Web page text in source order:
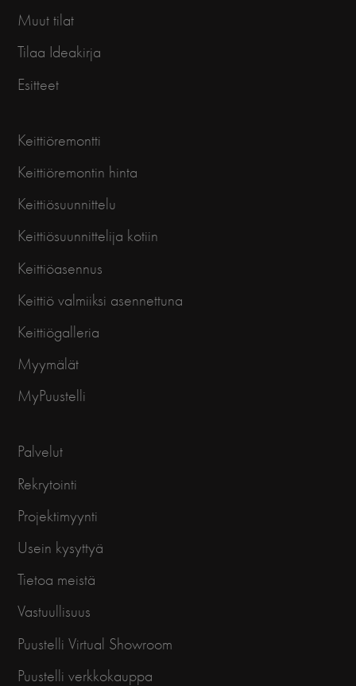
Muut tilat
Tilaa Ideakirja
Esitteet
Keittiöremontti
Keittiöremontin hinta
Keittiösuunnittelu
Keittiösuunnittelija kotiin
Keittiöasennus
Keittiö valmiiksi asennettuna
Keittiögalleria
Myymälät
MyPuustelli
Palvelut
Rekrytointi
Projektimyynti
Usein kysyttyä
Tietoa meistä
Vastuullisuus
Puustelli Virtual Showroom
Puustelli verkkokauppa